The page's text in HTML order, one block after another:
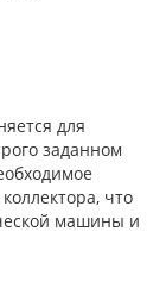
для
заданном
что
машины и